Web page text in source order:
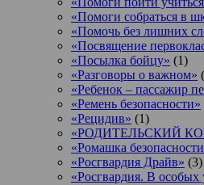
«Помоги собраться в
«Помочь без лишних
«Посвящение
«Посылка бойцу» (1)
«Разговоры о важном»
«Ребенок – пассажир
«Ремень безопасности»
«Рецидив» (1)
«РОДИТЕЛЬСКИЙ
«Ромашка
«Росгвардия Драйв» (3)
«Росгвардия. В особых